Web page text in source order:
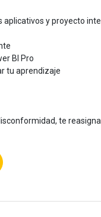
aplicativos y proyecto
BI Pro
tu aprendizaje
te